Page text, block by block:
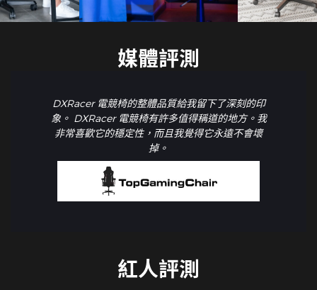
媒體評測
DXRacer 電競椅的整體品質給我留下了深刻的印
象。 DXRacer 電競椅有許多值得稱道的地方。我
非常喜歡它的穩定性，而且我覺得它永遠不會壞
掉。
紅人評測